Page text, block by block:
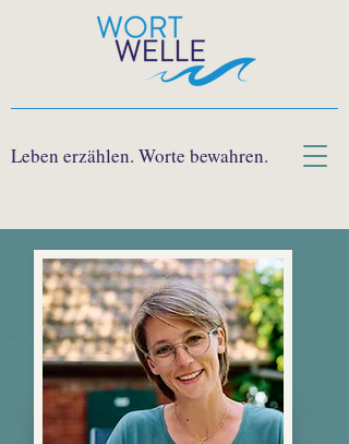
Leben erzählen. Worte bewahren.